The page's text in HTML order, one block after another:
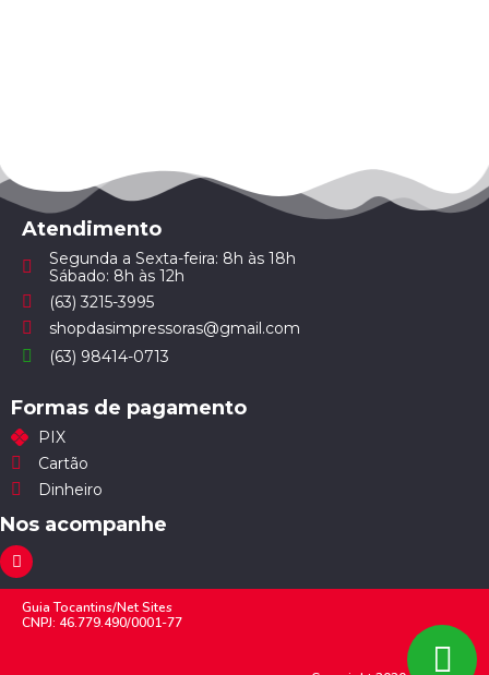
Atendimento
Segunda a Sexta-feira: 8h às 18h
Sábado: 8h às 12h
(63) 3215-3995
shopdasimpressoras@gmail.com
(63) 98414-0713
Formas de pagamento
PIX
Cartão
Dinheiro
Nos acompanhe
Guia Tocantins/Net Sites
CNPJ: 46.779.490/0001-77